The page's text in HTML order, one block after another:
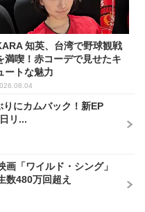
知英、台湾で野球観戦
満喫！赤コーデで見せたキ
ートな魅力
りにカムバック！新EP
リ...
画「ワイルド・シング」
数480万回超え